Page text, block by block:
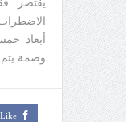
يقتصر
أبعاد
وصمة يتم
Like